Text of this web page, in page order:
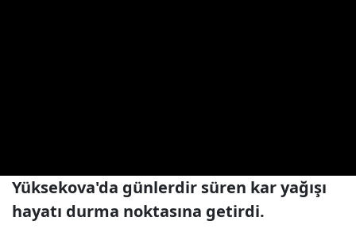
Yüksekova'da günlerdir süren kar yağışı
hayatı durma noktasına getirdi.